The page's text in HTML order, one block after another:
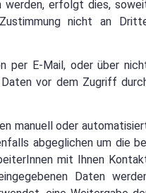
werden, erfolgt dies,
nicht an
per E-Mail, oder über
vor dem Zugriff
manuell oder
abgeglichen um die
mit Ihnen
Daten